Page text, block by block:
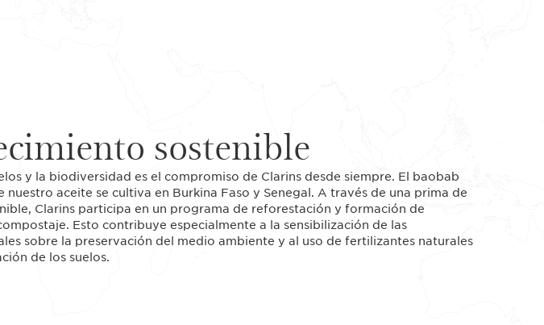
sostenible
y la biodiversidad es el compromiso de Clarins desde siempre. El baobab
nuestro aceite se cultiva en Burkina Faso y Senegal. A través de una prima de
Clarins participa en un programa de reforestación y formación de
Esto contribuye especialmente a la sensibilización de las
sobre la preservación del medio ambiente y al uso de fertilizantes naturales
de los suelos.